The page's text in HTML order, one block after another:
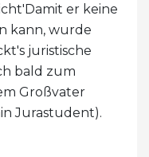
er keine
kann, wurde
juristische
bald zum
Großvater
Jurastudent).